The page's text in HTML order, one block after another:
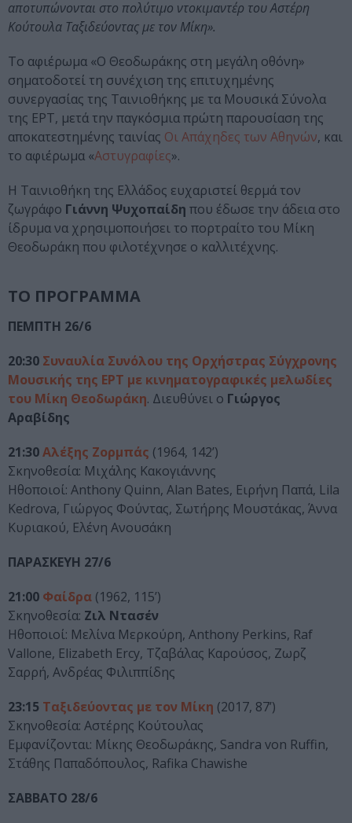
αποτυπώνονται στο πολύτιμο ντοκιμαντέρ του Αστέρη
Κούτουλα Ταξιδεύοντας με τον Μίκη».
Το αφιέρωμα «Ο Θεοδωράκης στη μεγάλη οθόνη»
σηματοδοτεί τη συνέχιση της επιτυχημένης
συνεργασίας της Ταινιοθήκης με τα Μουσικά Σύνολα
της ΕΡΤ, μετά την παγκόσμια πρώτη παρουσίαση της
αποκατεστημένης ταινίας Οι Απάχηδες των Αθηνών, και
το αφιέρωμα «Αστυγραφίες».
Η Ταινιοθήκη της Ελλάδος ευχαριστεί θερμά τον
ζωγράφο Γιάννη Ψυχοπαίδη που έδωσε την άδεια στο
ίδρυμα να χρησιμοποιήσει το πορτραίτο του Μίκη
Θεοδωράκη που φιλοτέχνησε ο καλλιτέχνης.
ΤΟ ΠΡΟΓΡΑΜΜΑ
ΠΕΜΠΤΗ 26/6
20:30 Συναυλία Συνόλου της Ορχήστρας Σύγχρονης
Μουσικής της ΕΡΤ με κινηματογραφικές μελωδίες
του Μίκη Θεοδωράκη. Διευθύνει ο Γιώργος
Αραβίδης
21:30Αλέξης Ζορμπάς (1964, 142’)
Σκηνοθεσία: Μιχάλης Κακογιάννης
Ηθοποιοί: Anthony Quinn, Alan Bates, Ειρήνη Παπά, Lila
Kedrova, Γιώργος Φούντας, Σωτήρης Μουστάκας, Άννα
Κυριακού, Ελένη Ανουσάκη
ΠΑΡΑΣΚΕΥΗ 27/6
21:00 Φαίδρα (1962, 115’)
Σκηνοθεσία: Ζιλ Ντασέν
Ηθοποιοί: Μελίνα Μερκούρη, Anthony Perkins, Raf
Vallone, Elizabeth Ercy, Τζαβάλας Καρούσος, Ζωρζ
Σαρρή, Ανδρέας Φιλιππίδης
23:15 Ταξιδεύοντας με τον Μίκη (2017, 87’)
Σκηνοθεσία: Αστέρης Κούτουλας
Εμφανίζονται: Μίκης Θεοδωράκης, Sandra von Ruffin,
Στάθης Παπαδόπουλος, Rafika Chawishe
ΣΑΒΒΑΤΟ 28/6